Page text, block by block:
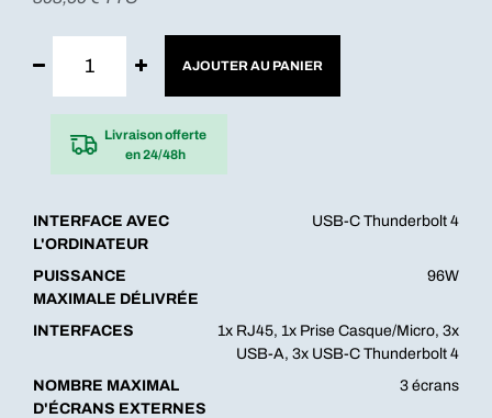
AJOUTER AU PANIER
Livraison offerte
en 24/48h
INTERFACE AVEC
L'ORDINATEUR
USB-C Thunderbolt 4
PUISSANCE
MAXIMALE DÉLIVRÉE
96W
INTERFACES
1x RJ45, 1x Prise Casque/Micro, 3x
USB-A, 3x USB-C Thunderbolt 4
NOMBRE MAXIMAL
D'ÉCRANS EXTERNES
3 écrans